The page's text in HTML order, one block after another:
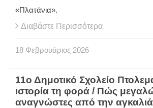
«Πλατάνια».
Διαβάστε Περισσότερα
18 Φεβρουάριος 2026
11ο Δημοτικό Σχολείο
ιστορία τη φορά / Πώς
αναγνώστες από την